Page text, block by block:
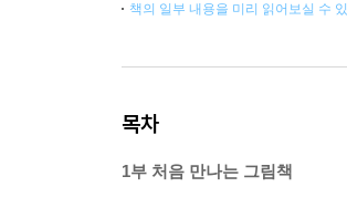
책의 일부 내용을 미리 읽어보실 수
목차
1부 처음 만나는 그림책